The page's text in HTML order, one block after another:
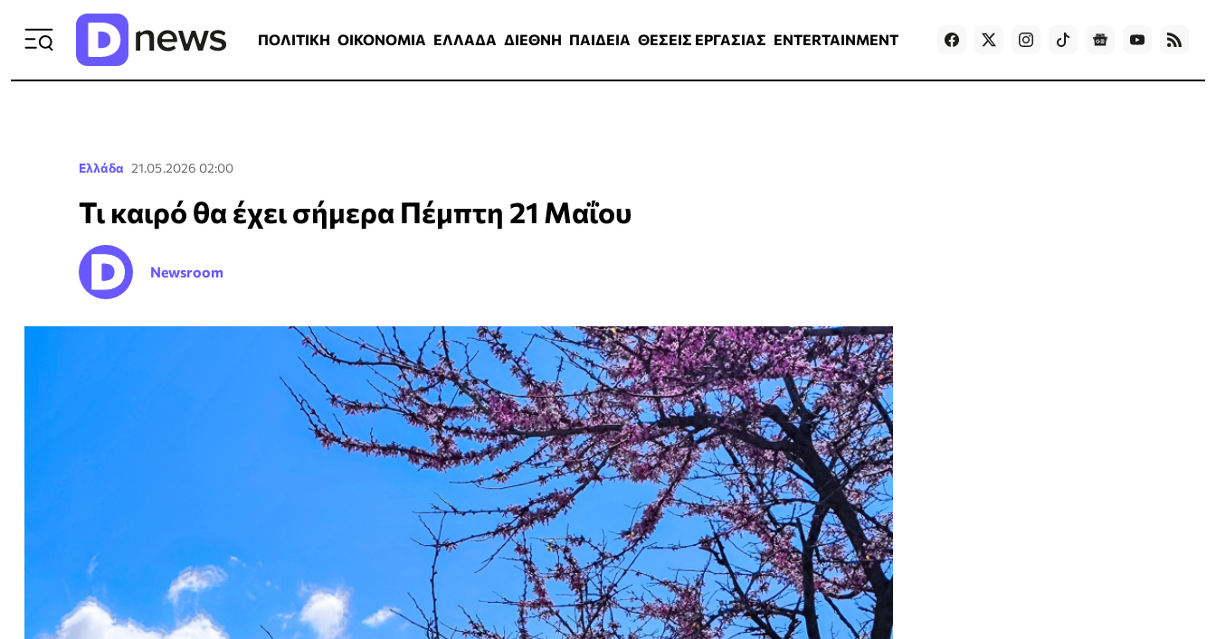
ΠΟΛΙΤΙΚΗ ΟΙΚΟΝΟΜΙΑ ΕΛΛΑΔΑ ΔΙΕΘΝΗ ΠΑΙΔΕΙΑ ΘΕΣΕΙΣ ΕΡΓΑΣΙΑΣ ENTERTAINMENT Games
Ελλάδα 21.05.2026 02:00
Τι καιρό θα έχει σήμερα Πέμπτη 21 Μαΐου
Newsroom